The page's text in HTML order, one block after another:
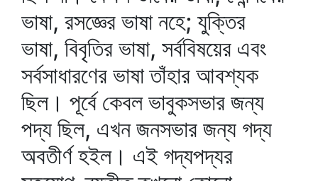
ভাষা, রসজ্ঞের ভাষা নহে; যুক্তির
ভাষা, বিবৃতির ভাষা, সর্ববিষয়ের এবং
সর্বসাধারণের ভাষা তাঁহার আবশ্যক
ছিল। পূর্বে কেবল ভাবুকসভার জন্য
পদ্য ছিল, এখন জনসভার জন্য গদ্য
অবতীর্ণ হইল। এই গদ্যপদ্যর